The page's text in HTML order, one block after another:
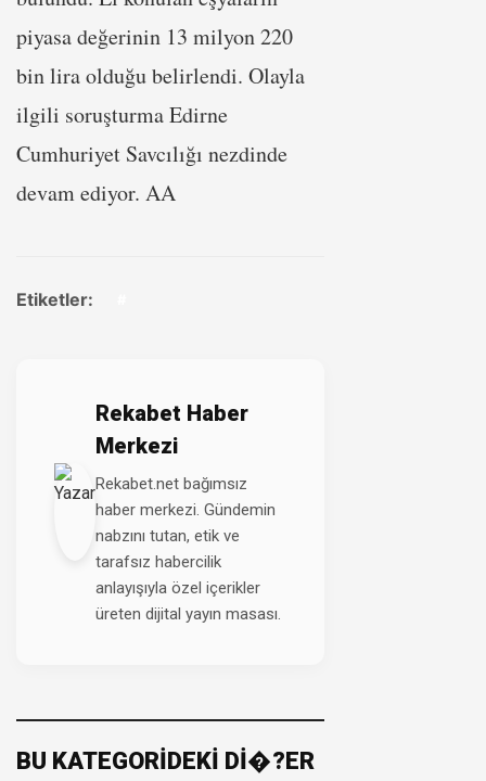
piyasa değerinin 13 milyon 220
bin lira olduğu belirlendi. Olayla
ilgili soruşturma Edirne
Cumhuriyet Savcılığı nezdinde
devam ediyor. AA
Etiketler:
Rekabet Haber
Merkezi
Rekabet.net bağımsız
haber merkezi. Gündemin
nabzını tutan, etik ve
tarafsız habercilik
anlayışıyla özel içerikler
üreten dijital yayın masası.
BU KATEGORİDEKİ Dİ�?ER